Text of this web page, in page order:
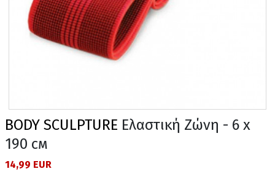
BODY SCULPTURE Ελαστική Ζώνη - 6 х
190 см
14,99 EUR